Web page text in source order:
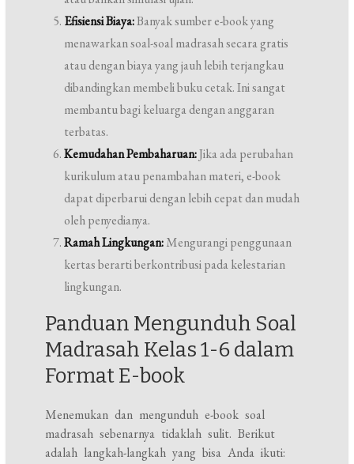
Efisiensi Biaya:Banyak sumber e-book yang
menawarkan soal-soal madrasah secara gratis
atau dengan biaya yang jauh lebih terjangkau
dibandingkan membeli buku cetak. Ini sangat
membantu bagi keluarga dengan anggaran
terbatas.
Kemudahan Pembaharuan:Jika ada perubahan
kurikulum atau penambahan materi, e-book
dapat diperbarui dengan lebih cepat dan mudah
oleh penyedianya.
Ramah Lingkungan:Mengurangi penggunaan
kertas berarti berkontribusi pada kelestarian
lingkungan.
Panduan Mengunduh Soal
Madrasah Kelas 1-6 dalam
Format E-book
Menemukan dan mengunduh e-book soal
madrasah sebenarnya tidaklah sulit. Berikut
adalah langkah-langkah yang bisa Anda ikuti: